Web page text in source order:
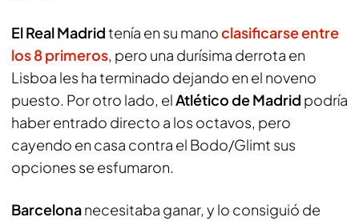
El Real Madridtenía en su manoclasificarse entre
los 8 primeros, pero una durísima derrota en
Lisboa les ha terminado dejando en el noveno
puesto. Por otro lado, elAtlético de Madrid podría
haber entrado directo a los octavos, pero
cayendo en casa contra el Bodo/Glimt sus
opciones se esfumaron.
Barcelonanecesitaba ganar, y lo consiguió de